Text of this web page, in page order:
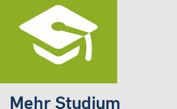
Mehr Studium